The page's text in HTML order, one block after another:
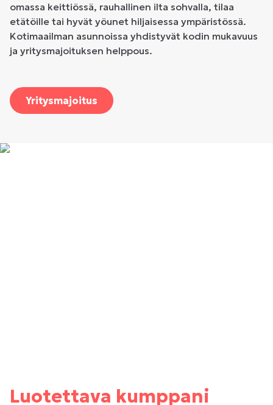
omassa keittiössä, rauhallinen ilta sohvalla, tilaa
etätöille tai hyvät yöunet hiljaisessa ympäristössä.
Kotimaailman asunnoissa yhdistyvät kodin mukavuus
ja yritysmajoituksen helppous.
Yritysmajoitus
Luotettava kumppani